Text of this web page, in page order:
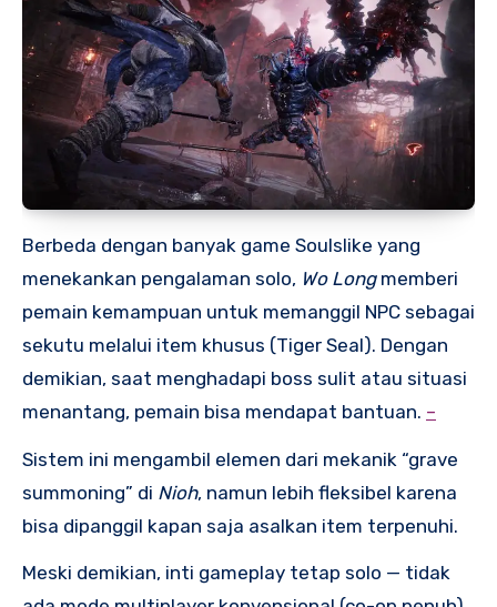
Berbeda dengan banyak game Soulslike yang
menekankan pengalaman solo, Wo Longmemberi
pemain kemampuan untuk memanggil NPC sebagai
sekutu melalui item khusus (Tiger Seal). Dengan
demikian, saat menghadapi boss sulit atau situasi
menantang, pemain bisa mendapat bantuan. –
Sistem ini mengambil elemen dari mekanik “grave
summoning” di Nioh, namun lebih fleksibel karena
bisa dipanggil kapan saja asalkan item terpenuhi.
Meski demikian, inti gameplay tetap solo — tidak